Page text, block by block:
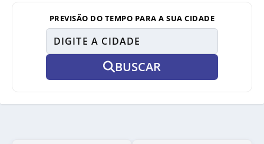
PREVISÃO DO TEMPO PARA A SUA CIDADE
BUSCAR